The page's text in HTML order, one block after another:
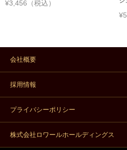
¥3,456（税込）
会社概要
採用情報
プライバシーポリシー
株式会社ロワールホールディングス